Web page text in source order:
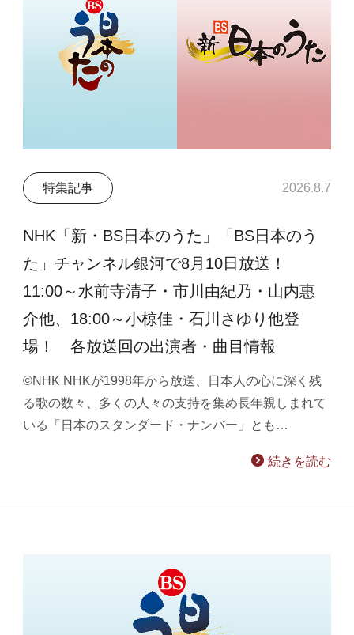
特集記事 2026.8.7
NHK「新・BS日本のうた」「BS日本のう
た」チャンネル銀河で8月10日放送！
11:00～水前寺清子・市川由紀乃・山内惠
介他、18:00～小椋佳・石川さゆり他登
場！ 各放送回の出演者・曲目情報
©NHK NHKが1998年から放送、日本人の心に深く残
る歌の数々、多くの人々の支持を集め長年親しまれて
いる「日本のスタンダード・ナンバー」とも…
続きを読む